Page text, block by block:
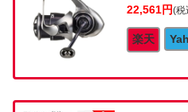
22,561円(税
楽天